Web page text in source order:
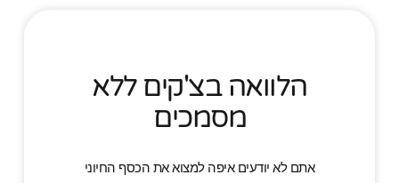
הלוואה בצ'קים ללא
מסמכים
אתם לא יודעים איפה למצוא את הכסף החיוני